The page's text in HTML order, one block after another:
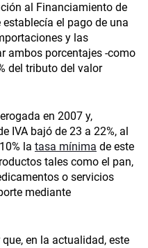
al Financiamiento de
el pago de una
y las
ambos porcentajes -como
del tributo del valor
en 2007 y,
IVA bajó de 23 a 22%, al
la tasa mínima de este
tales como el pan,
o servicios
mediante
en la actualidad, este